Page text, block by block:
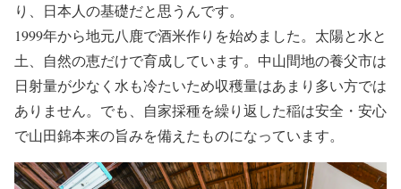
り、日本人の基礎だと思うんです。
1999年から地元八鹿で酒米作りを始めました。太陽と水と
土、自然の恵だけで育成しています。中山間地の養父市は
日射量が少なく水も冷たいため収穫量はあまり多い方では
ありません。でも、自家採種を繰り返した稲は安全・安心
で山田錦本来の旨みを備えたものになっています。